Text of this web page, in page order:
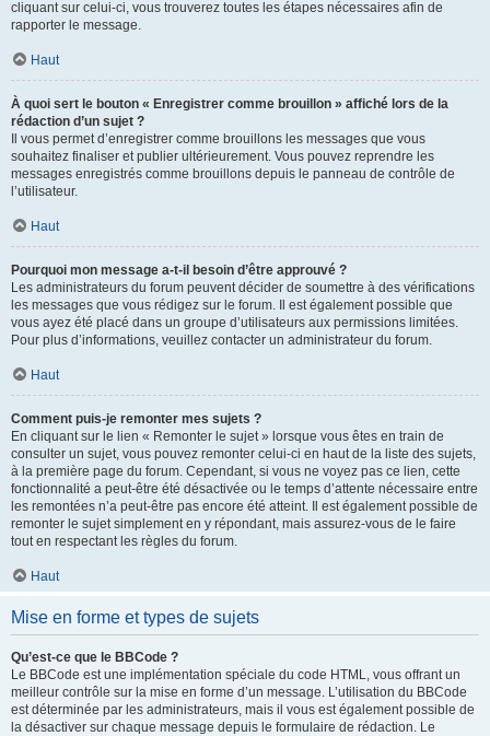
cliquant sur celui-ci, vous trouverez toutes les étapes nécessaires afin de
rapporter le message.
Haut
À quoi sert le bouton « Enregistrer comme brouillon » affiché lors de la
rédaction d’un sujet ?
Il vous permet d’enregistrer comme brouillons les messages que vous
souhaitez finaliser et publier ultérieurement. Vous pouvez reprendre les
messages enregistrés comme brouillons depuis le panneau de contrôle de
l’utilisateur.
Haut
Pourquoi mon message a-t-il besoin d’être approuvé ?
Les administrateurs du forum peuvent décider de soumettre à des vérifications
les messages que vous rédigez sur le forum. Il est également possible que
vous ayez été placé dans un groupe d’utilisateurs aux permissions limitées.
Pour plus d’informations, veuillez contacter un administrateur du forum.
Haut
Comment puis-je remonter mes sujets ?
En cliquant sur le lien « Remonter le sujet » lorsque vous êtes en train de
consulter un sujet, vous pouvez remonter celui-ci en haut de la liste des sujets,
à la première page du forum. Cependant, si vous ne voyez pas ce lien, cette
fonctionnalité a peut-être été désactivée ou le temps d’attente nécessaire entre
les remontées n’a peut-être pas encore été atteint. Il est également possible de
remonter le sujet simplement en y répondant, mais assurez-vous de le faire
tout en respectant les règles du forum.
Haut
Mise en forme et types de sujets
Qu’est-ce que le BBCode ?
Le BBCode est une implémentation spéciale du code HTML, vous offrant un
meilleur contrôle sur la mise en forme d’un message. L’utilisation du BBCode
est déterminée par les administrateurs, mais il vous est également possible de
la désactiver sur chaque message depuis le formulaire de rédaction. Le